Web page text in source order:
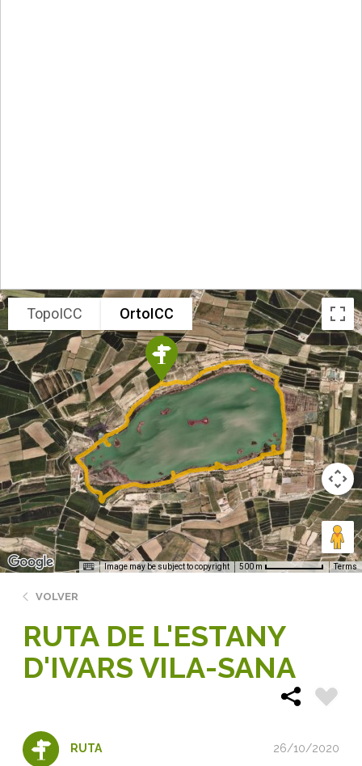
TopoICC OrtoICC
Image may be subject to copyright 500 m Terms
VOLVER
RUTA DE L'ESTANY
D'IVARS VILA-SANA
RUTA 26/10/2020